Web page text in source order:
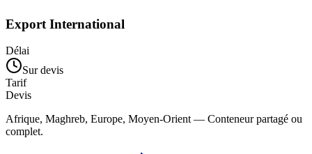
Export International
Délai
Sur devis
Tarif
Devis
Afrique, Maghreb, Europe, Moyen-Orient — Conteneur partagé ou
complet.